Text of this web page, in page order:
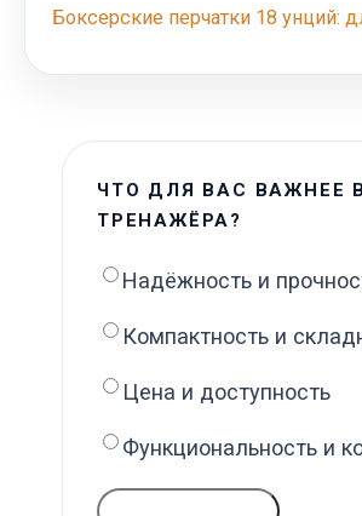
Боксерские перчатки 18 унций:
ЧТО ДЛЯ ВАС ВАЖНЕЕ
ТРЕНАЖЁРА?
Надёжность и
Компактность и
Цена и доступность
Функциональность и